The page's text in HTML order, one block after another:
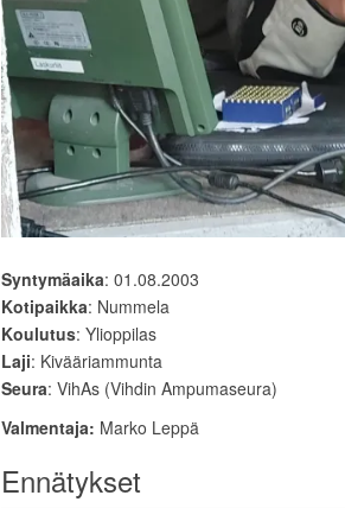
Syntymäaika: 01.08.2003
Kotipaikka: Nummela
Koulutus: Ylioppilas
Laji: Kivääriammunta
Seura: VihAs (Vihdin Ampumaseura)
Valmentaja: Marko Leppä
Ennätykset